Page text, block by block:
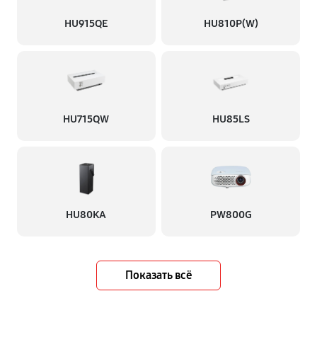
HU915QE HU810P(W)
HU715QW HU85LS
HU80KA PW800G
Показать всё